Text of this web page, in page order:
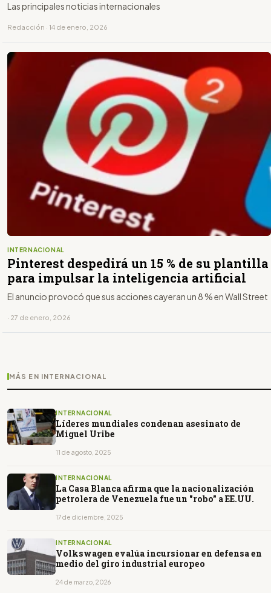
Las principales noticias internacionales
Redacción · 14 de enero, 2026
INTERNACIONAL
Pinterest despedirá un 15 % de su plantilla
para impulsar la inteligencia artificial
El anuncio provocó que sus acciones cayeran un 8 % en Wall Street
· 27 de enero, 2026
MÁS EN INTERNACIONAL
INTERNACIONAL
Líderes mundiales condenan asesinato de
Miguel Uribe
11 de agosto, 2025
INTERNACIONAL
La Casa Blanca afirma que la nacionalización
petrolera de Venezuela fue un "robo" a EE.UU.
17 de diciembre, 2025
INTERNACIONAL
Volkswagen evalúa incursionar en defensa en
medio del giro industrial europeo
24 de marzo, 2026